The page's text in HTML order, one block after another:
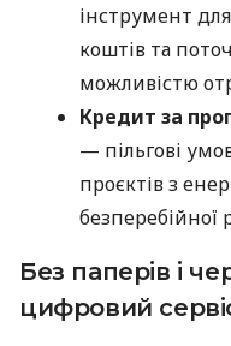
інструмент
коштів та
можливістю
Кредит за
— пільгові
проєктів з
безперебійної
Без паперів і
цифровий